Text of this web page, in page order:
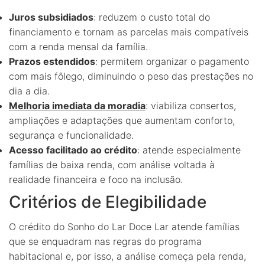
Juros subsidiados: reduzem o custo total do
financiamento e tornam as parcelas mais compatíveis
com a renda mensal da família.
Prazos estendidos: permitem organizar o pagamento
com mais fôlego, diminuindo o peso das prestações no
dia a dia.
Melhoria imediata da moradia: viabiliza consertos,
ampliações e adaptações que aumentam conforto,
segurança e funcionalidade.
Acesso facilitado ao crédito: atende especialmente
famílias de baixa renda, com análise voltada à
realidade financeira e foco na inclusão.
Critérios de Elegibilidade
O crédito do Sonho do Lar Doce Lar atende famílias
que se enquadram nas regras do programa
habitacional e, por isso, a análise começa pela renda,